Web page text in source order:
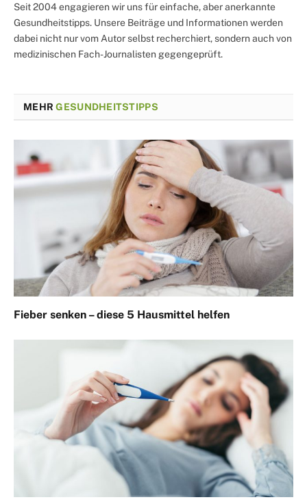
Seit 2004 engagieren wir uns für einfache, aber anerkannte
Gesundheitstipps. Unsere Beiträge und Informationen werden
dabei nicht nur vom Autor selbst recherchiert, sondern auch von
medizinischen Fach-Journalisten gegengeprüft.
MEHRGESUNDHEITSTIPPS
Fieber senken – diese 5 Hausmittel helfen